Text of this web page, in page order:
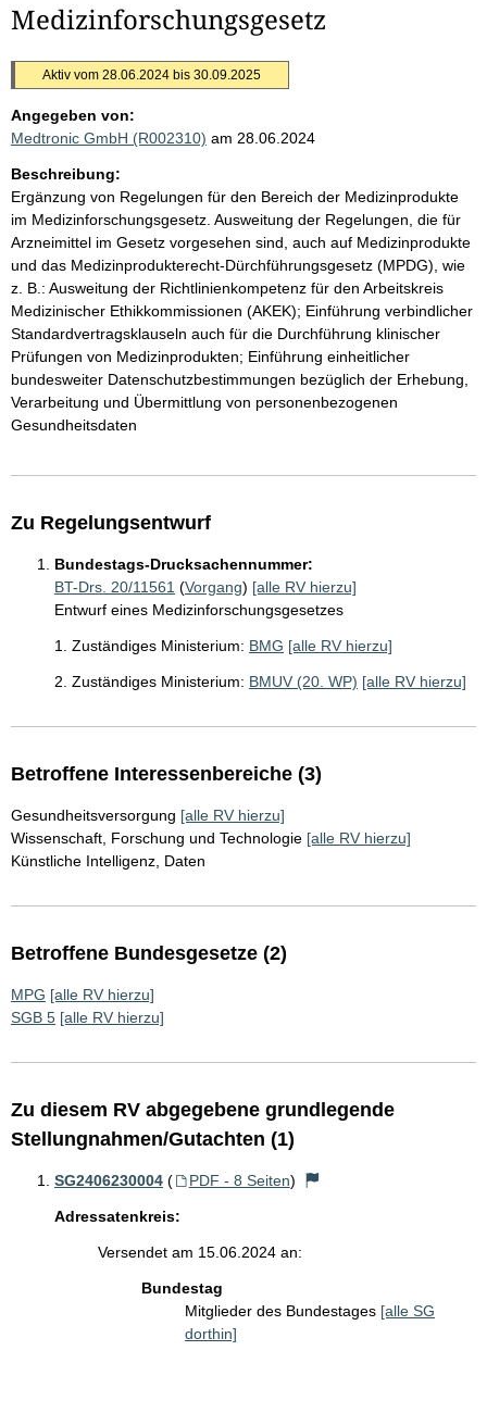
Medizinforschungsgesetz
Aktiv vom 28.06.2024 bis 30.09.2025
Angegeben von:
Medtronic GmbH (R002310) am 28.06.2024
Beschreibung:
Ergänzung von Regelungen für den Bereich der Medizinprodukte
im Medizinforschungsgesetz. Ausweitung der Regelungen, die für
Arzneimittel im Gesetz vorgesehen sind, auch auf Medizinprodukte
und das Medizinprodukterecht-Dürchführungsgesetz (MPDG), wie
z. B.: Ausweitung der Richtlinienkompetenz für den Arbeitskreis
Medizinischer Ethikkommissionen (AKEK); Einführung verbindlicher
Standardvertragsklauseln auch für die Durchführung klinischer
Prüfungen von Medizinprodukten; Einführung einheitlicher
bundesweiter Datenschutzbestimmungen bezüglich der Erhebung,
Verarbeitung und Übermittlung von personenbezogenen
Gesundheitsdaten
Zu Regelungsentwurf
Bundestags-Drucksachennummer:
BT-Drs. 20/11561 (Vorgang) [alle RV hierzu]
Entwurf eines Medizinforschungsgesetzes
1. Zuständiges Ministerium: BMG [alle RV hierzu]
2. Zuständiges Ministerium: BMUV (20. WP) [alle RV hierzu]
Betroffene Interessenbereiche (3)
Gesundheitsversorgung [alle RV hierzu]
Wissenschaft, Forschung und Technologie [alle RV hierzu]
Künstliche Intelligenz, Daten
Betroffene Bundesgesetze (2)
MPG [alle RV hierzu]
SGB 5 [alle RV hierzu]
Zu diesem RV abgegebene grundlegende
Stellungnahmen/Gutachten (1)
SG2406230004 ( PDF - 8 Seiten)
Adressatenkreis:
Versendet am 15.06.2024 an:
Bundestag
Mitglieder des Bundestages [alle SG
dorthin]